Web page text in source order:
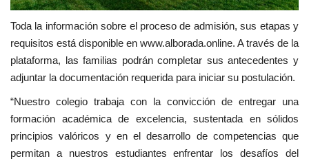
Toda la información sobre el proceso de admisión, sus etapas y
requisitos está disponible en www.alborada.online. A través de la
plataforma, las familias podrán completar sus antecedentes y
adjuntar la documentación requerida para iniciar su postulación.
“Nuestro colegio trabaja con la convicción de entregar una
formación académica de excelencia, sustentada en sólidos
principios valóricos y en el desarrollo de competencias que
permitan a nuestros estudiantes enfrentar los desafíos del